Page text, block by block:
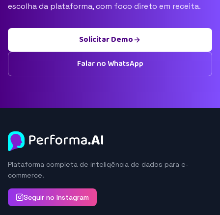
escolha da plataforma, com foco direto em receita.
Solicitar Demo
Falar no WhatsApp
Plataforma completa de inteligência de dados para e-
commerce.
Seguir no Instagram